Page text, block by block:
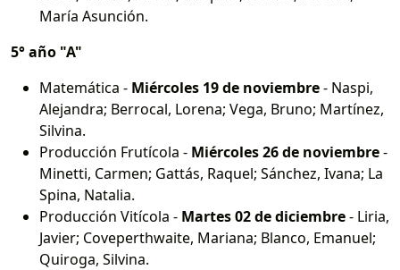
María Asunción.
5° año "A"
Matemática - Miércoles 19 de noviembre- Naspi,
Alejandra; Berrocal, Lorena; Vega, Bruno; Martínez,
Silvina.
Producción Frutícola - Miércoles 26 de noviembre-
Minetti, Carmen; Gattás, Raquel; Sánchez, Ivana; La
Spina, Natalia.
Producción Vitícola - Martes 02 de diciembre- Liria,
Javier; Coveperthwaite, Mariana; Blanco, Emanuel;
Quiroga, Silvina.